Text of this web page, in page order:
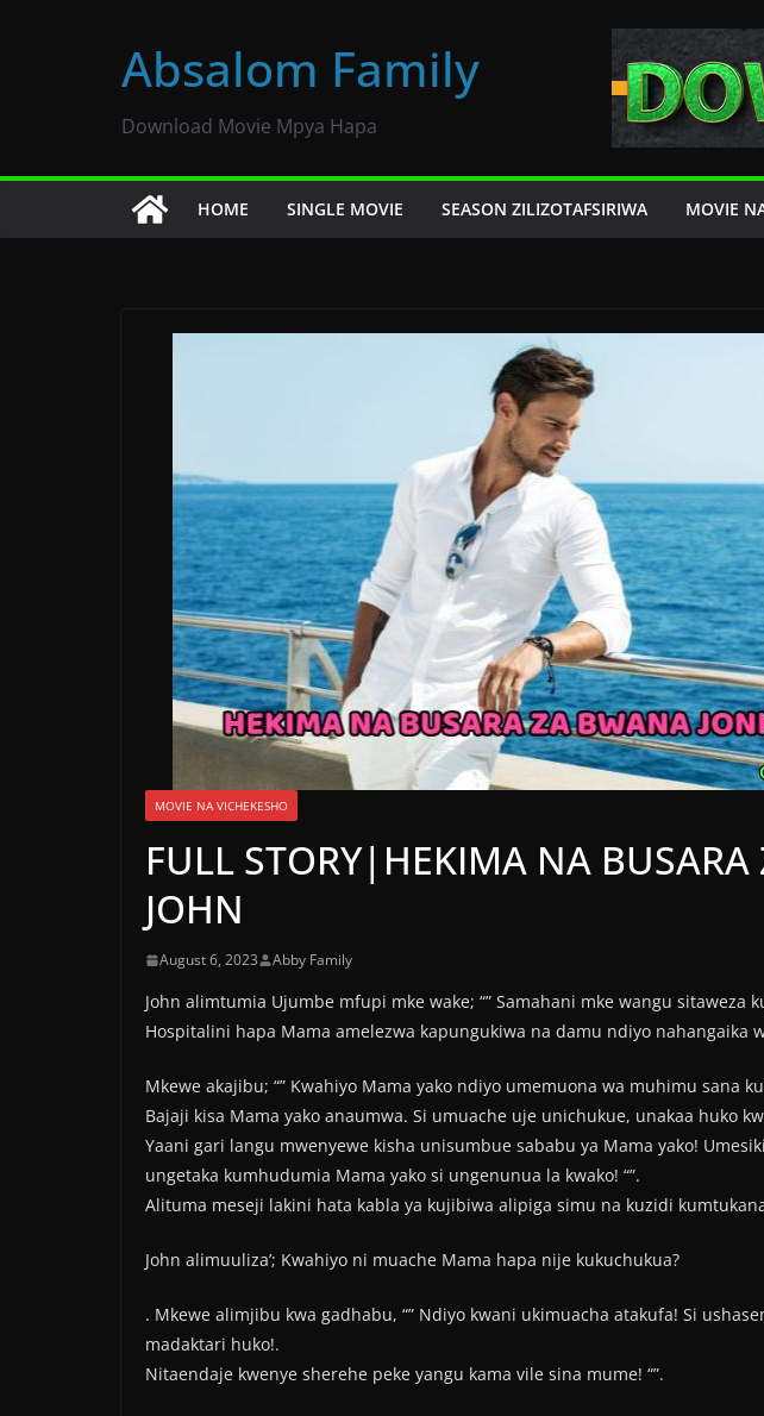
Absalom Family
Download Movie Mpya Hapa
HOME SINGLE MOVIE SEASON ZILIZOTAFSIRIWA MOVIE
MOVIE NA VICHEKESHO
FULL STORY|HEKIMA NA
JOHN
August 6, 2023 Abby Family
John alimtumia Ujumbe mfupi mke wake; “” Samahani mke wangu sitaweza
Hospitalini hapa Mama amelezwa kapungukiwa na damu ndiyo nahangaika
Mkewe akajibu; “” Kwahiyo Mama yako ndiyo umemuona wa muhimu sana
Bajaji kisa Mama yako anaumwa. Si umuache uje unichukue, unakaa huko
Yaani gari langu mwenyewe kisha unisumbue sababu ya Mama yako!
ungetaka kumhudumia Mama yako si ungenunua la kwako! “”.
Alituma meseji lakini hata kabla ya kujibiwa alipiga simu na kuzidi
John alimuuliza’; Kwahiyo ni muache Mama hapa nije kukuchukua?
. Mkewe alimjibu kwa gadhabu, “” Ndiyo kwani ukimuacha atakufa! Si
madaktari huko!.
Nitaendaje kwenye sherehe peke yangu kama vile sina mume! “”.